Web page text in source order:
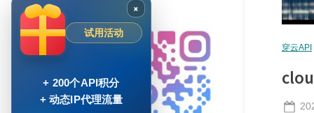
穿云API
×
试用活动
+ 200个API积分
+ 动态IP代理流量